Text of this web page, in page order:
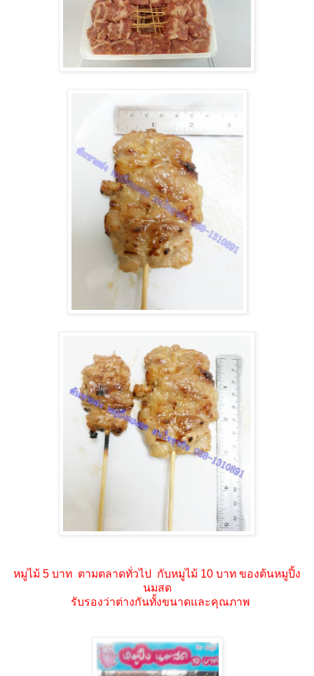
หมูไม้ 5 บาท ตามตลาดทั่วไป กับหมูไม้ 10 บาท ของต้นหมูปิ้ง
นมสด
รับรองว่าต่างกันทั้งขนาดและคุณภาพ